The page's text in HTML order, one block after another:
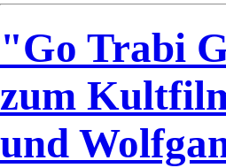
"Go Trabi
zum
und